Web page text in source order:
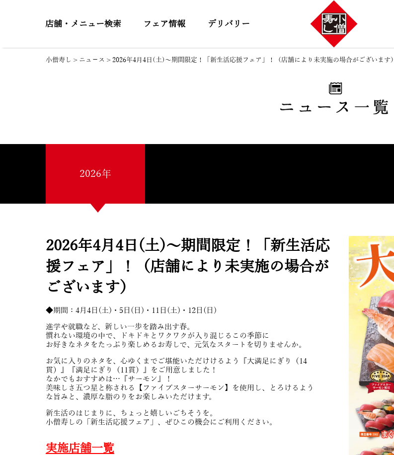
店舗・メニュー検索 フェア情報 デリバリー
小僧寿し > ニュ－ス > 2026年4月4日(土)～期間限定！「新生活応援フェア」！（店舗により未実施の場合がございます）
2026年
2026年4月4日(土)～期間限定！「新生活応
援フェア」！（店舗により未実施の場合が
ございます）
◆期間：4月4日(土)・5日(日)・11日(土)・12日(日)
進学や就職など、新しい一歩を踏み出す春。
慣れない環境の中で、ドキドキとワクワクが入り混じるこの季節に
お好きなネタをたっぷり楽しめるお寿しで、元気なスタートを切りませんか。
お気に入りのネタを、心ゆくまでご堪能いただけけるよう『大満足にぎり（14
貫）』『満足にぎり（11貫）』をご用意しました！
なかでもおすすめは…『サーモン』！
美味しさ五つ星と称される【ファイブスターサーモン】を使用し、とろけるよう
な旨みと、濃厚な脂のりをお楽しみいただけます。
新生活のはじまりに、ちょっと嬉しいごちそうを。
小僧寿しの「新生活応援フェア」、ぜひこの機会にご利用ください。
実施店舗一覧